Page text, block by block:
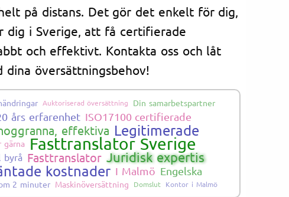
på distans. Det gör det enkelt för dig,
dig i Sverige, att få certifierade
och effektivt. Kontakta oss och låt
dina översättningsbehov!
Auktoriserad översättning Din samarbetspartner
års erfarenhet ISO17100 certifierade
effektiva Legitimerade
gärna Fasttranslator Sverige
byrå Fasttranslator Juridisk expertis
kostnader I Malmö Engelska
2 minuter Maskinöversättning Domslut Kontor i Malmö